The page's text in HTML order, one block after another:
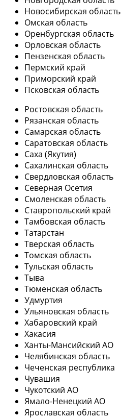
Новосибирская область
Омская область
Оренбургская область
Орловская область
Пензенская область
Пермский край
Приморский край
Псковская область
Ростовская область
Рязанская область
Самарская область
Саратовская область
Саха (Якутия)
Сахалинская область
Свердловская область
Северная Осетия
Смоленская область
Ставропольский край
Тамбовская область
Татарстан
Тверская область
Томская область
Тульская область
Тыва
Тюменская область
Удмуртия
Ульяновская область
Хабаровский край
Хакасия
Ханты-Мансийский АО
Челябинская область
Чеченская республика
Чувашия
Чукотский АО
Ямало-Ненецкий АО
Ярославская область